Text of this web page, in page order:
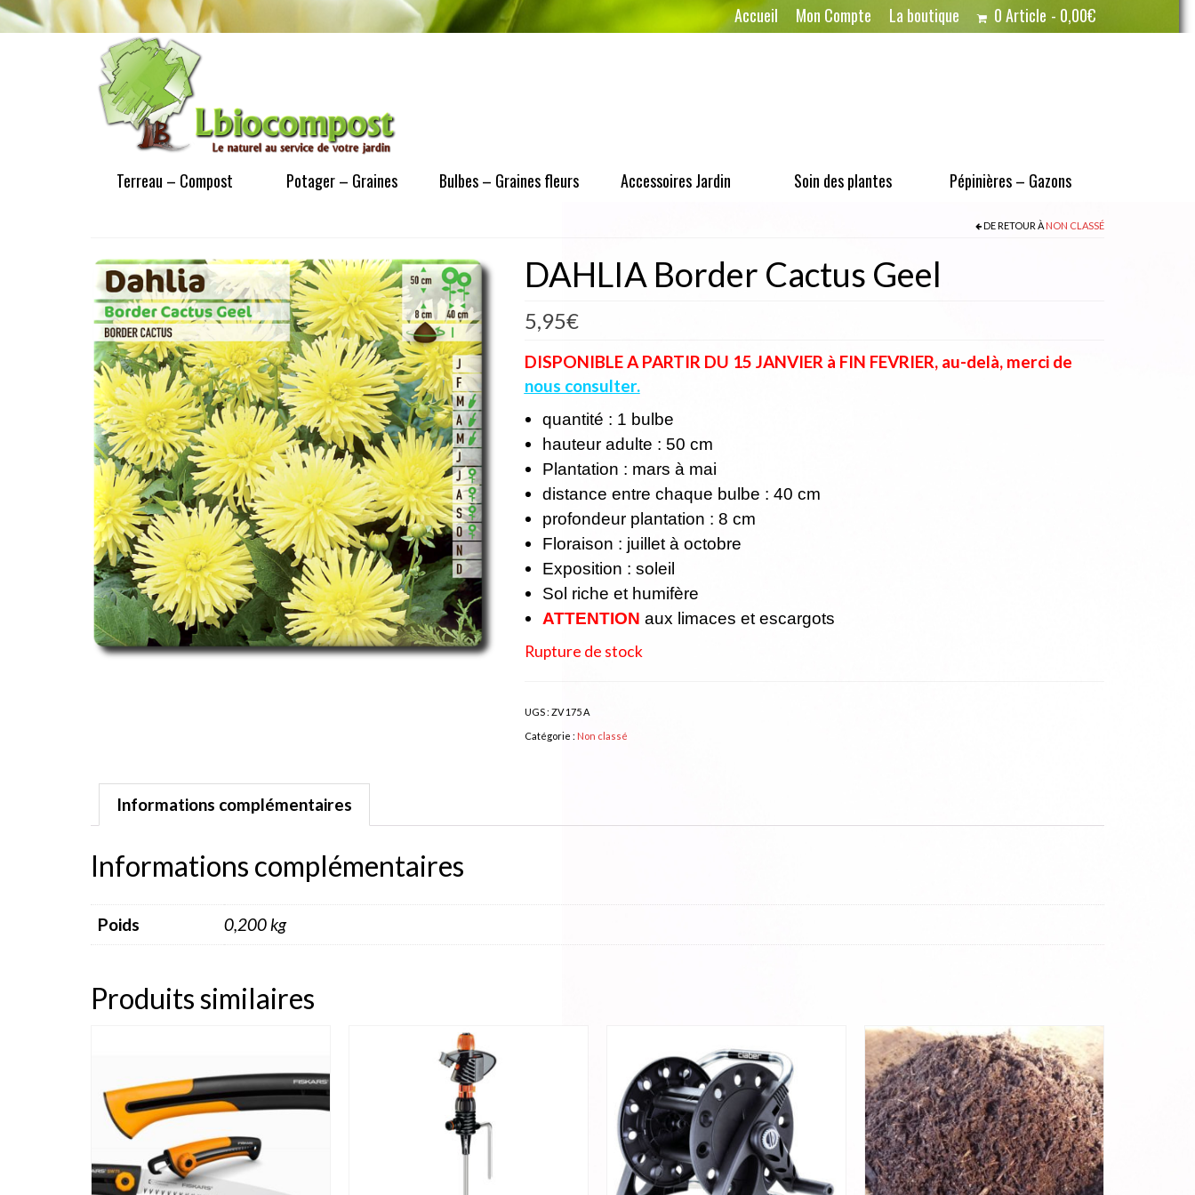
Accueil Mon Compte La boutique 0 Article 0,00€
Terreau – Compost Potager – Graines Bulbes – Graines fleurs Accessoires Jardin Soin des plantes Pépinières – Gazons
DE RETOUR À NON CLASSÉ
DAHLIA Border Cactus Geel
5,95€
DISPONIBLE A PARTIR DU 15 JANVIER à FIN FEVRIER, au-delà, merci de
nous consulter.
quantité : 1 bulbe
hauteur adulte : 50 cm
Plantation : mars à mai
distance entre chaque bulbe : 40 cm
profondeur plantation : 8 cm
Floraison : juillet à octobre
Exposition : soleil
Sol riche et humifère
ATTENTION aux limaces et escargots
Rupture de stock
UGS : ZV 175 A
Catégorie : Non classé
Informations complémentaires
Informations complémentaires
Poids 0,200 kg
Produits similaires